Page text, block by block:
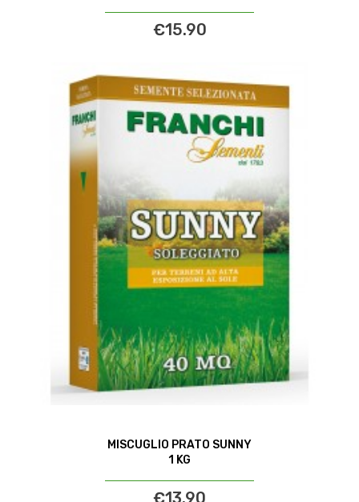
€15.90
MISCUGLIO PRATO SUNNY
1 KG
€13.90